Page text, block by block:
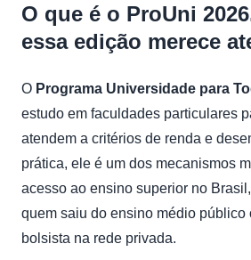
O que é o ProUni
essa edição merece
O Programa Universidade para
estudo em faculdades particulares
atendem a critérios de renda e
prática, ele é um dos mecanismos
acesso ao ensino superior no
quem saiu do ensino médio público
bolsista na rede privada.